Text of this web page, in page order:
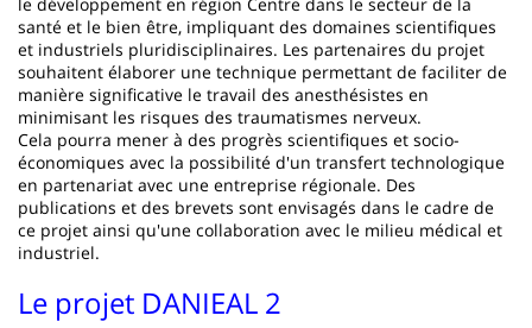
santé et le bien être, impliquant des domaines scientifiques
et industriels pluridisciplinaires. Les partenaires du projet
souhaitent élaborer une technique permettant de faciliter de
manière significative le travail des anesthésistes en
minimisant les risques des traumatismes nerveux.
Cela pourra mener à des progrès scientifiques et socio-
économiques avec la possibilité d'un transfert technologique
en partenariat avec une entreprise régionale. Des
publications et des brevets sont envisagés dans le cadre de
ce projet ainsi qu'une collaboration avec le milieu médical et
industriel.
Le projet DANIEAL 2